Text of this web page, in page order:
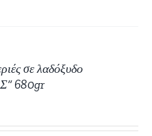
σε λαδόξυδο
680gr